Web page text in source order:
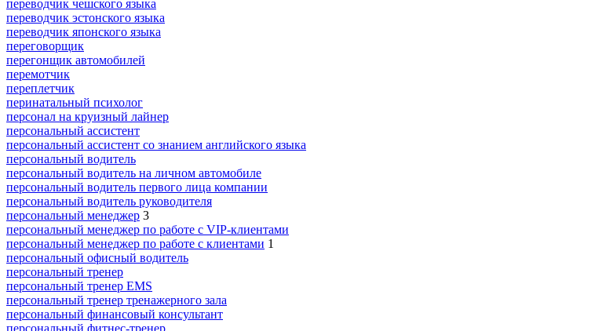
переводчик чешского языка
переводчик эстонского языка
переводчик японского языка
переговорщик
перегонщик автомобилей
перемотчик
переплетчик
перинатальный психолог
персонал на круизный лайнер
персональный ассистент
персональный ассистент со знанием английского языка
персональный водитель
персональный водитель на личном автомобиле
персональный водитель первого лица компании
персональный водитель руководителя
персональный менеджер 3
персональный менеджер по работе с VIP-клиентами
персональный менеджер по работе с клиентами 1
персональный офисный водитель
персональный тренер
персональный тренер EMS
персональный тренер тренажерного зала
персональный финансовый консультант
персональный фитнес-тренер